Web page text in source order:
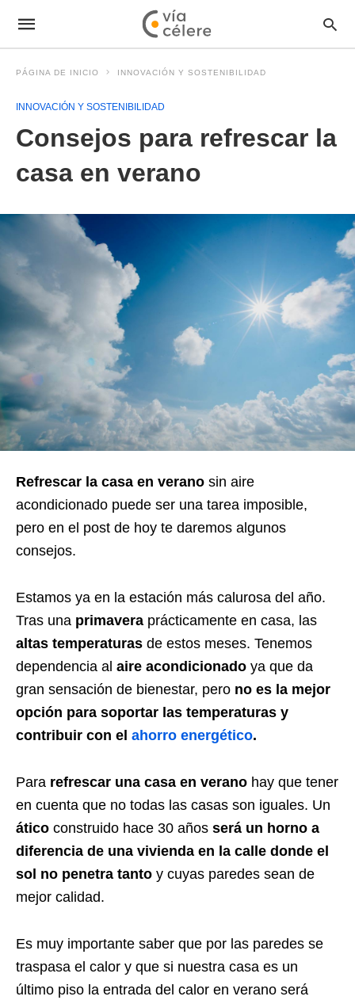
PÁGINA DE INICIO INNOVACIÓN Y SOSTENIBILIDAD
INNOVACIÓN Y SOSTENIBILIDAD
Consejos para refrescar la
casa en verano
Refrescar la casa en verano sin aire
acondicionado puede ser una tarea imposible,
pero en el post de hoy te daremos algunos
consejos.
Estamos ya en la estación más calurosa del año.
Tras una primavera prácticamente en casa, las
altas temperaturas de estos meses. Tenemos
dependencia al aire acondicionado ya que da
gran sensación de bienestar, pero no es la mejor
opción para soportar las temperaturas y
contribuir con el ahorro energético.
Para refrescar una casa en verano hay que tener
en cuenta que no todas las casas son iguales. Un
ático construido hace 30 años será un horno a
diferencia de una vivienda en la calle donde el
sol no penetra tanto y cuyas paredes sean de
mejor calidad.
Es muy importante saber que por las paredes se
traspasa el calor y que si nuestra casa es un
último piso la entrada del calor en verano será